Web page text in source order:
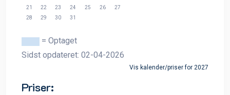
21
22 23 24 25 26
27
28
29 30 31
= Optaget
Sidst opdateret: 02-04-2026
Vis kalender/priser for 2027
Priser: